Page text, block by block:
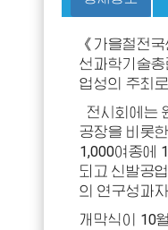
《가을철전
선과학기술
업성의 주최
전시회에는
공장을 비롯
1,000여종에
되고 신발공
의 연구성과
개막식이 10